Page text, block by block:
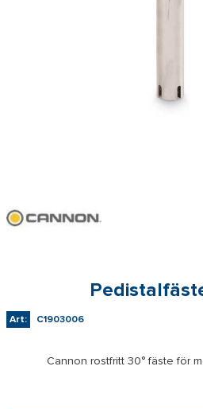
Art: C1903006
Cannon rostfritt 30° fäste för